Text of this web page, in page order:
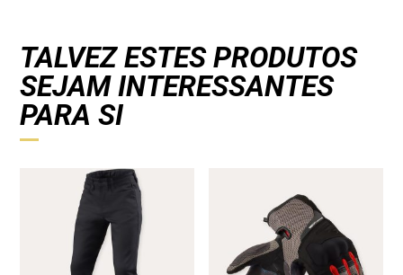
TALVEZ ESTES PRODUTOS
SEJAM INTERESSANTES
PARA SI